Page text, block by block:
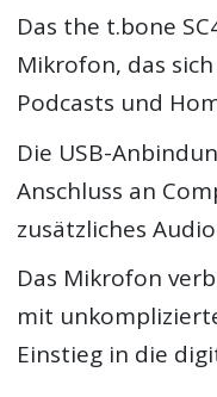
Das the t.bone
Mikrofon, das
Podcasts und
Die USB-
Anschluss an
zusätzliches
Das Mikrofon
mit
Einstieg in die